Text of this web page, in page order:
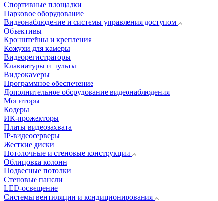
Спортивные площадки
Парковое оборудование
Видеонаблюдение и системы управления доступом
Объективы
Кронштейны и крепления
Кожухи для камеры
Видеорегистраторы
Клавиатуры и пульты
Видеокамеры
Программное обеспечение
Дополнительное оборудование видеонаблюдения
Мониторы
Кодеры
ИК-прожекторы
Платы видеозахвата
IP-видеосерверы
Жесткие диски
Потолочные и стеновые конструкции
Облицовка колонн
Подвесные потолки
Стеновые панели
LED-освещение
Системы вентиляции и кондиционирования